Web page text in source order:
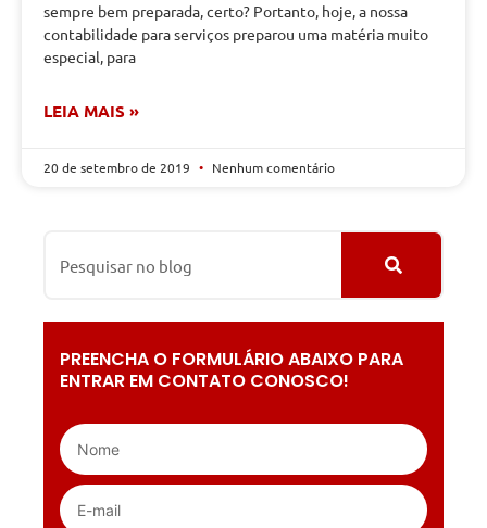
sempre bem preparada, certo? Portanto, hoje, a nossa
contabilidade para serviços preparou uma matéria muito
especial, para
LEIA MAIS »
20 de setembro de 2019 Nenhum comentário
PREENCHA O FORMULÁRIO ABAIXO PARA
ENTRAR EM CONTATO CONOSCO!